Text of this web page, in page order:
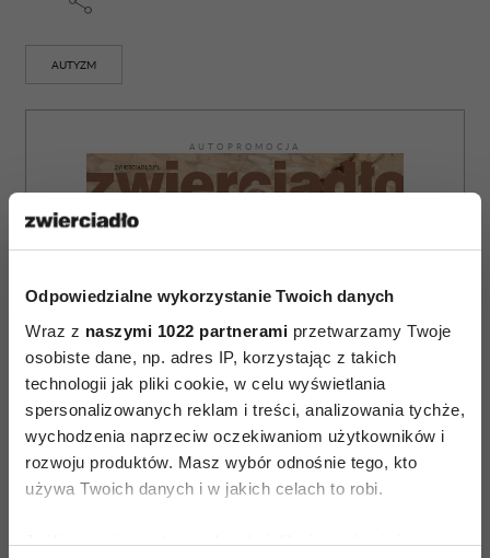
Odpowiedzialne wykorzystanie Twoich danych
Wraz z naszymi 1022 partnerami przetwarzamy Twoje
osobiste dane, np. adres IP, korzystając z takich
technologii jak pliki cookie, w celu wyświetlania
spersonalizowanych reklam i treści, analizowania tychże,
wychodzenia naprzeciw oczekiwaniom użytkowników i
rozwoju produktów. Masz wybór odnośnie tego, kto
używa Twoich danych i w jakich celach to robi.
Jeśli wyrazisz na to zgodę, chcielibyśmy również:
AUTYZM
AUTOPROMOCJA